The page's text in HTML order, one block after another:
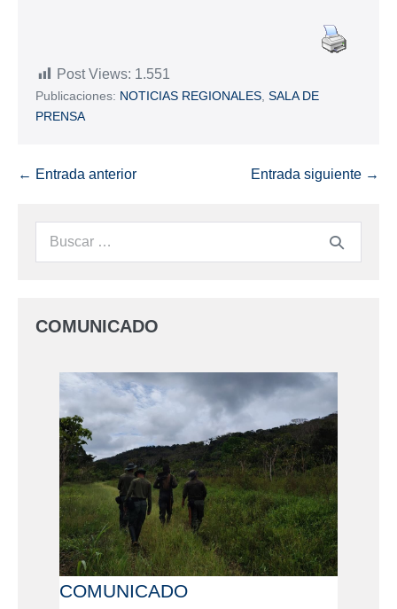
Post Views: 1.551
Publicaciones: NOTICIAS REGIONALES SALA DE
PRENSA
← Entrada anterior Entrada siguiente →
COMUNICADO
COMUNICADO